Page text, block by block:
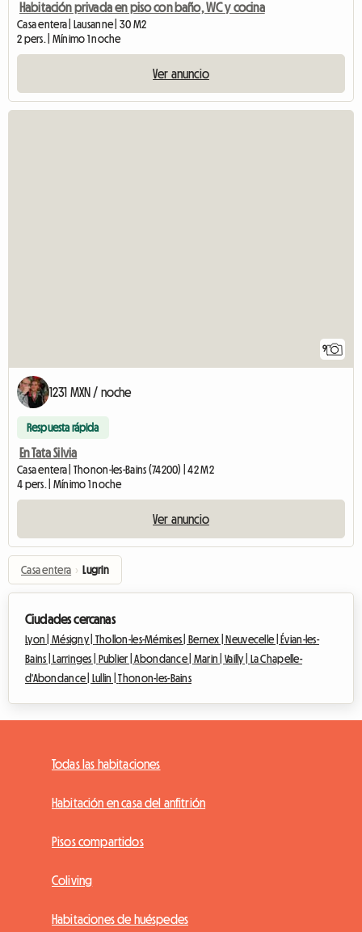
Habitación privada en piso con baño, WC y cocina
Casa entera | Lausanne | 30 M2
2 pers. | Mínimo 1 noche
Ver anuncio
9
1231 MXN / noche
Respuesta rápida
En Tata Silvia
Casa entera | Thonon-les-Bains (74200) | 42 M2
4 pers. | Mínimo 1 noche
Ver anuncio
Casa entera › Lugrin
Ciudades cercanas
Lyon | Mésigny | Thollon-les-Mémises | Bernex | Neuvecelle |
Évian-les-
Bains |
Larringes | Publier |Abondance | Marin |Vailly |
La Chapelle-
d'Abondance |
Lullin |Thonon-les-Bains
Todas las habitaciones
Habitación en casa del anfitrión
Pisos compartidos
Coliving
Habitaciones de huéspedes